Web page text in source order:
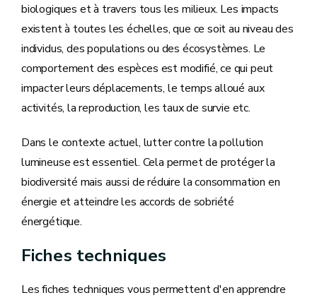
biologiques et à travers tous les milieux. Les impacts
existent à toutes les échelles, que ce soit au niveau des
individus, des populations ou des écosystèmes. Le
comportement des espèces est modifié, ce qui peut
impacter leurs déplacements, le temps alloué aux
activités, la reproduction, les taux de survie etc.
Dans le contexte actuel, lutter contre la pollution
lumineuse est essentiel. Cela permet de protéger la
biodiversité mais aussi de réduire la consommation en
énergie et atteindre les accords de sobriété
énergétique.
Fiches techniques
Les fiches techniques vous permettent d'en apprendre